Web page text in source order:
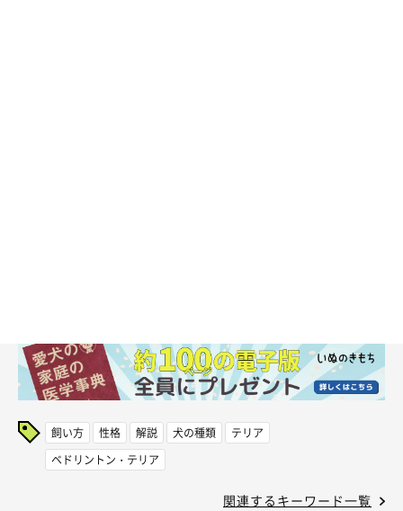
飼い方 性格 解説 犬の種類
テリア
ベドリントン・テリア
関連するキーワード一覧